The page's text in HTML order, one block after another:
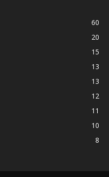
60
20
15
13
13
12
11
10
8